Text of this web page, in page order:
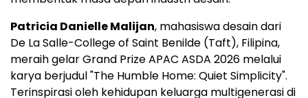
Patricia Danielle Malijan, mahasiswa desain dari
De La Salle-College of Saint Benilde (Taft), Filipina,
meraih gelar Grand Prize APAC ASDA 2026 melalui
karya berjudul "The Humble Home: Quiet Simplicity".
Terinspirasi oleh kehidupan keluarga multigenerasi di